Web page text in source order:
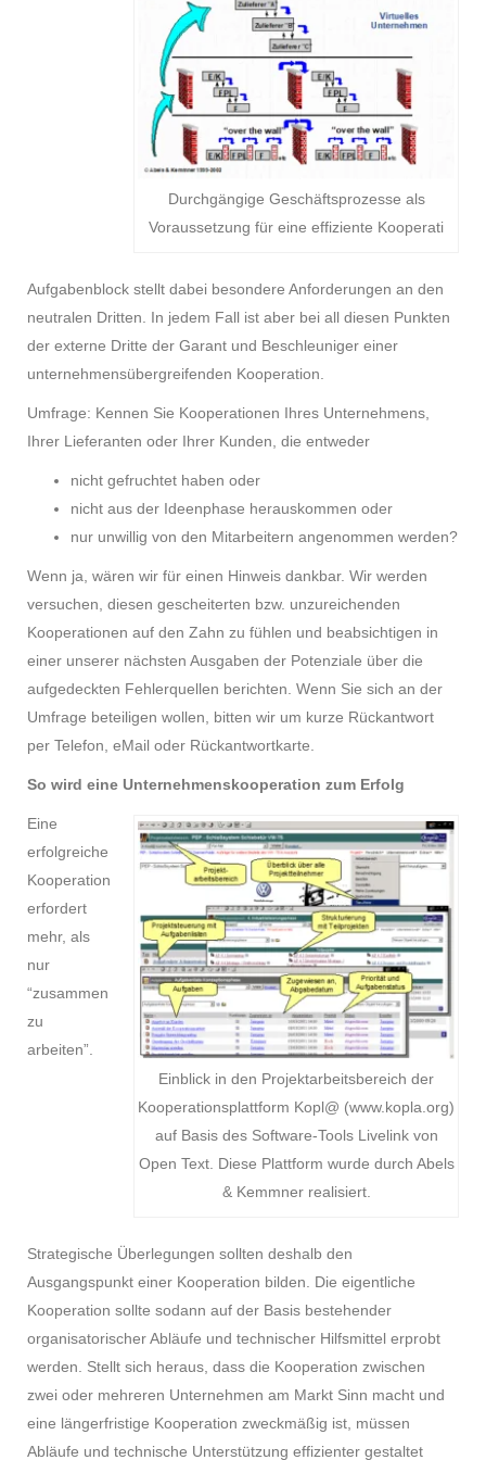
Durchgängige Geschäftsprozesse als
Voraussetzung für eine effiziente Kooperati
Aufgabenblock stellt dabei besondere Anforderungen an den
neutralen Dritten. In jedem Fall ist aber bei all diesen Punkten
der externe Dritte der Garant und Beschleuniger einer
unternehmensübergreifenden Kooperation.
Umfrage: Kennen Sie Kooperationen Ihres Unternehmens,
Ihrer Lieferanten oder Ihrer Kunden, die entweder
nicht gefruchtet haben oder
nicht aus der Ideenphase herauskommen oder
nur unwillig von den Mitarbeitern angenommen werden?
Wenn ja, wären wir für einen Hinweis dankbar. Wir werden
versuchen, diesen gescheiterten bzw. unzureichenden
Kooperationen auf den Zahn zu fühlen und beabsichtigen in
einer unserer nächsten Ausgaben der Potenziale über die
aufgedeckten Fehlerquellen berichten. Wenn Sie sich an der
Umfrage beteiligen wollen, bitten wir um kurze Rückantwort
per Telefon, eMail oder Rückantwortkarte.
So wird eine Unternehmenskooperation zum Erfolg
Einblick in den Projektarbeitsbereich der
Kooperationsplattform Kopl@ (www.kopla.org)
auf Basis des Software-Tools Livelink von
Open Text. Diese Plattform wurde durch Abels
& Kemmner realisiert.
Eine
erfolgreiche
Kooperation
erfordert
mehr, als
nur
“zusammen
zu
arbeiten”.
Strategische Überlegungen sollten deshalb den
Ausgangspunkt einer Kooperation bilden. Die eigentliche
Kooperation sollte sodann auf der Basis bestehender
organisatorischer Abläufe und technischer Hilfsmittel erprobt
werden. Stellt sich heraus, dass die Kooperation zwischen
zwei oder mehreren Unternehmen am Markt Sinn macht und
eine längerfristige Kooperation zweckmäßig ist, müssen
Abläufe und technische Unterstützung effizienter gestaltet